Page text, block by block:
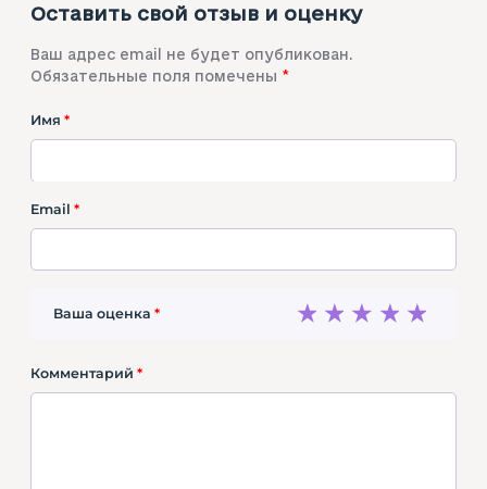
Оставить свой отзыв и оценку
Ваш адрес email не будет опубликован.
Обязательные поля помечены *
Имя *
Email *
Ваша оценка * 4
3
2
1
Комментарий *
ь
Н
е
а
в
с
и
о
т
и
м